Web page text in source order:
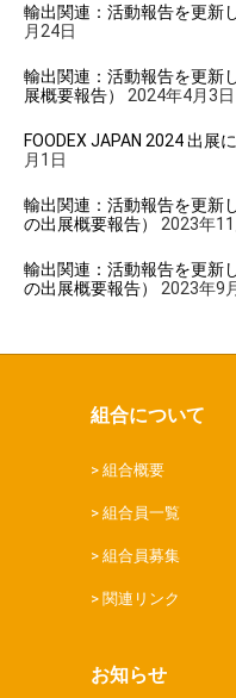
輸出関連：活動報告を更新
月24日
輸出関連：活動報告を更新
展概要報告）
2024年4月3日
FOODEX JAPAN 2024 出展
月1日
輸出関連：活動報告を更新
の出展概要報告）
2023年
輸出関連：活動報告を更新
の出展概要報告）
2023年9
組合について
組合概要
組合員一覧
組合員募集
関連リンク
お知らせ